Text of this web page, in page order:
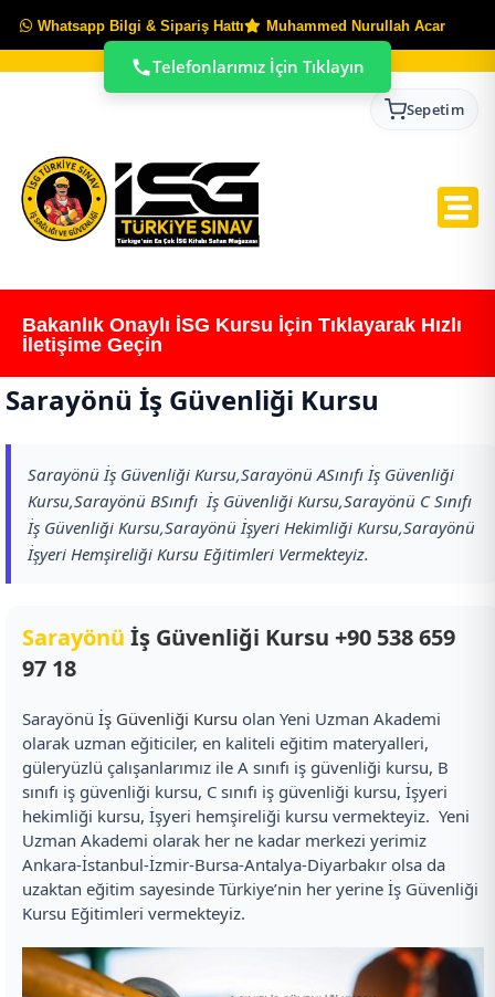
Whatsapp Bilgi & Sipariş Hattı Muhammed Nurullah Acar
Sepetim
Bakanlık Onaylı İSG Kursu İçin Tıklayarak Hızlı
İletişime Geçin
Sarayönü İş Güvenliği Kursu
Sarayönü İş Güvenliği Kursu,Sarayönü ASınıfı İş Güvenliği
Kursu,Sarayönü BSınıfı İş Güvenliği Kursu,Sarayönü C Sınıfı
İş Güvenliği Kursu,Sarayönü İşyeri Hekimliği Kursu,Sarayönü
İşyeri Hemşireliği Kursu Eğitimleri Vermekteyiz.
Sarayönü İş Güvenliği Kursu +90 538 659
97 18
Sarayönü İş Güvenliği Kursu olan Yeni Uzman Akademi
olarak uzman eğiticiler, en kaliteli eğitim materyalleri,
güleryüzlü çalışanlarımız ile A sınıfı iş güvenliği kursu, B
sınıfı iş güvenliği kursu, C sınıfı iş güvenliği kursu, İşyeri
hekimliği kursu, İşyeri hemşireliği kursu vermekteyiz. Yeni
Uzman Akademi olarak her ne kadar merkezi yerimiz
Ankara-İstanbul-İzmir-Bursa-Antalya-Diyarbakır olsa da
uzaktan eğitim sayesinde Türkiye’nin her yerine İş Güvenliği
Kursu Eğitimleri vermekteyiz.
Telefonlarımız İçin Tıklayın